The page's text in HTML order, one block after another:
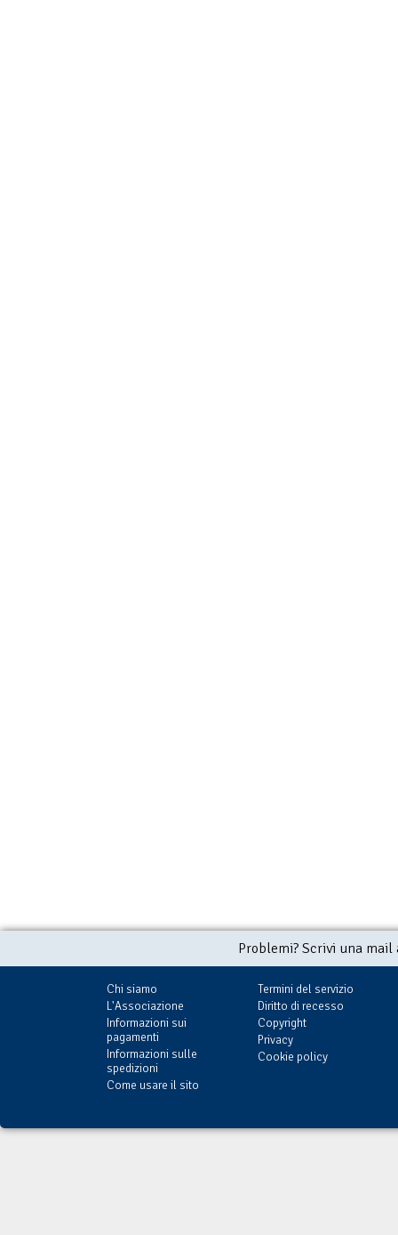
Problemi? Scrivi una
Chi siamo
L'Associazione
Informazioni sui
pagamenti
Informazioni sulle
spedizioni
Come usare il sito
Termini del servizio
Diritto di recesso
Copyright
Privacy
Cookie policy